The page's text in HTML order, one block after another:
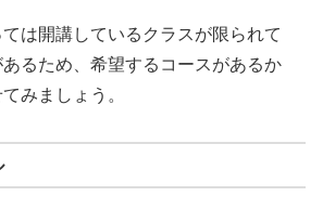
は開講しているクラスが限られて
るため、希望するコースがあるか
みましょう。